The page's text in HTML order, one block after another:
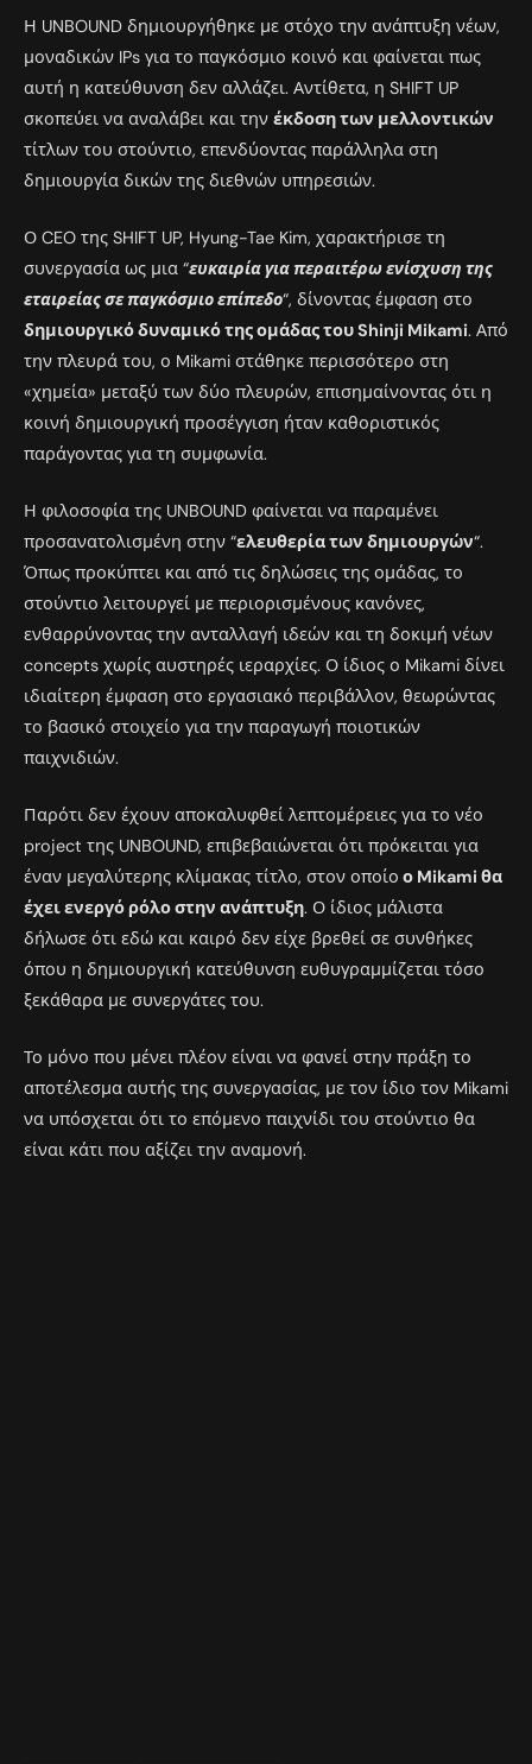
Η UNBOUND δημιουργήθηκε με στόχο την ανάπτυξη νέων,
μοναδικών IPs για το παγκόσμιο κοινό και φαίνεται πως
αυτή η κατεύθυνση δεν αλλάζει. Αντίθετα, η SHIFT UP
σκοπεύει να αναλάβει και την έκδοση των μελλοντικών
τίτλων του στούντιο, επενδύοντας παράλληλα στη
δημιουργία δικών της διεθνών υπηρεσιών.
Ο CEO της SHIFT UP, Hyung-Tae Kim, χαρακτήρισε τη
συνεργασία ως μια “ευκαιρία για περαιτέρω ενίσχυση της
εταιρείας σε παγκόσμιο επίπεδο“, δίνοντας έμφαση στο
δημιουργικό δυναμικό της ομάδας του Shinji Mikami. Από
την πλευρά του, ο Mikami στάθηκε περισσότερο στη
«χημεία» μεταξύ των δύο πλευρών, επισημαίνοντας ότι η
κοινή δημιουργική προσέγγιση ήταν καθοριστικός
παράγοντας για τη συμφωνία.
Η φιλοσοφία της UNBOUND φαίνεται να παραμένει
προσανατολισμένη στην “ελευθερία των δημιουργών“.
Όπως προκύπτει και από τις δηλώσεις της ομάδας, το
στούντιο λειτουργεί με περιορισμένους κανόνες,
ενθαρρύνοντας την ανταλλαγή ιδεών και τη δοκιμή νέων
concepts χωρίς αυστηρές ιεραρχίες. Ο ίδιος ο Mikami δίνει
ιδιαίτερη έμφαση στο εργασιακό περιβάλλον, θεωρώντας
το βασικό στοιχείο για την παραγωγή ποιοτικών
παιχνιδιών.
Παρότι δεν έχουν αποκαλυφθεί λεπτομέρειες για το νέο
project της UNBOUND, επιβεβαιώνεται ότι πρόκειται για
έναν μεγαλύτερης κλίμακας τίτλο, στον οποίο ο Mikami θα
έχει ενεργό ρόλο στην ανάπτυξη. Ο ίδιος μάλιστα
δήλωσε ότι εδώ και καιρό δεν είχε βρεθεί σε συνθήκες
όπου η δημιουργική κατεύθυνση ευθυγραμμίζεται τόσο
ξεκάθαρα με συνεργάτες του.
Το μόνο που μένει πλέον είναι να φανεί στην πράξη το
αποτέλεσμα αυτής της συνεργασίας, με τον ίδιο τον Mikami
να υπόσχεται ότι το επόμενο παιχνίδι του στούντιο θα
είναι κάτι που αξίζει την αναμονή.